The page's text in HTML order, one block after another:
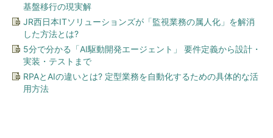
基盤移行の現実解
JR西日本ITソリューションズが「監視業務の属人化」を解消
した方法とは?
5分で分かる「AI駆動開発エージェント」 要件定義から設計・
実装・テストまで
RPAとAIの違いとは? 定型業務を自動化するための具体的な活
用方法